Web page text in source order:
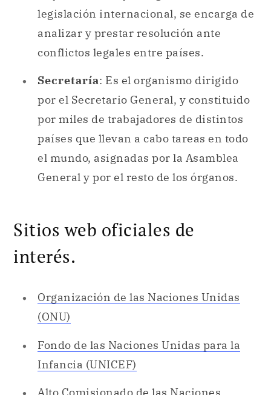
Secretaría : Es el organismo dirigido
por el Secretario General, y constituido
por miles de trabajadores de distintos
el mundo, asignadas por la Asamblea
General y por el resto de los órganos.
Sitios web oficiales de
interés.
Organización de las Naciones Unidas
Infancia (UNICEF)
Alto Comisionado de las Naciones
Unidas para los Refugiados (ACNUR)
Programa Mundial de Alimentos (PMA)